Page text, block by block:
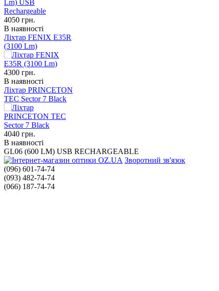
4050 грн.
В наявності
Ліхтар FENIX E35R
(3100 Lm)
4300 грн.
В наявності
Ліхтар PRINCETON
TEC Sector 7 Black
4040 грн.
В наявності
GL06 (600 LM) USB RECHARGEABLE
Зворотний зв'язок
(096) 601-74-74
(093) 482-74-74
(066) 187-74-74